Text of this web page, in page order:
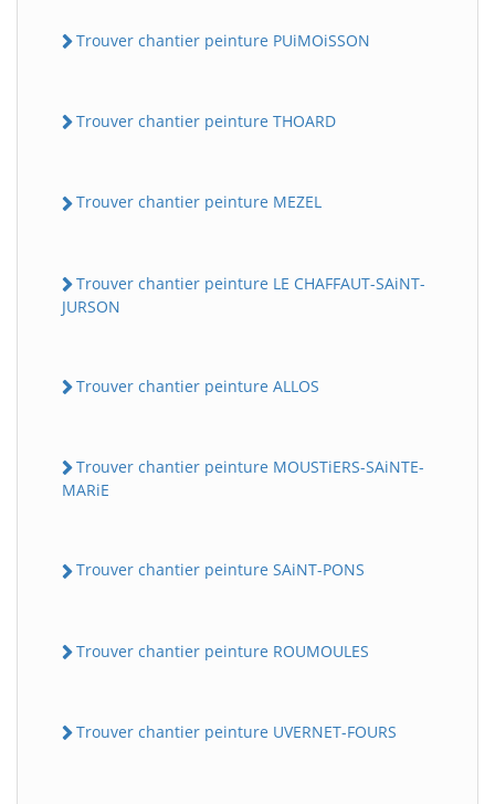
Trouver chantier peinture PUiMOiSSON
Trouver chantier peinture THOARD
Trouver chantier peinture MEZEL
Trouver chantier peinture LE CHAFFAUT-SAiNT-
JURSON
Trouver chantier peinture ALLOS
Trouver chantier peinture MOUSTiERS-SAiNTE-
MARiE
Trouver chantier peinture SAiNT-PONS
Trouver chantier peinture ROUMOULES
Trouver chantier peinture UVERNET-FOURS